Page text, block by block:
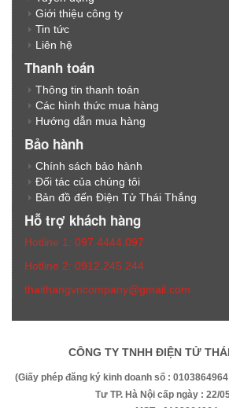
Giới thiệu công ty
Tin tức
Liên hệ
Thanh toán
Thông tin thanh toán
Các hình thức mua hàng
Hướng dẫn mua hàng
Bảo hành
Chính sách bảo hành
Đối tác của chúng tôi
Bản đồ đến Điện Tử Thái Thắng
Hỗ trợ khách hàng
Hotline 1: 097.4444.097
Hotline 2: 0912.245.244
thaithangvncompany@gmail.com
CÔNG TY TNHH ĐIỆN TỬ
(Giấy phép đăng ký kinh doanh số :
Tư TP. Hà Nội cấp ngày : 22/